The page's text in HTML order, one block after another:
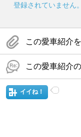
登録されていません。
この愛車紹介
この愛車紹介
イイね！